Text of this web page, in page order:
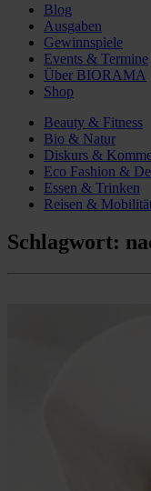
Blog
Ausgaben
Gewinnspiele
Events & Termine
Über BIORAMA
Shop
Beauty & Fitness
Bio & Natur
Diskurs &
Eco Fashion &
Essen & Trinken
Reisen &
Schlagwort: